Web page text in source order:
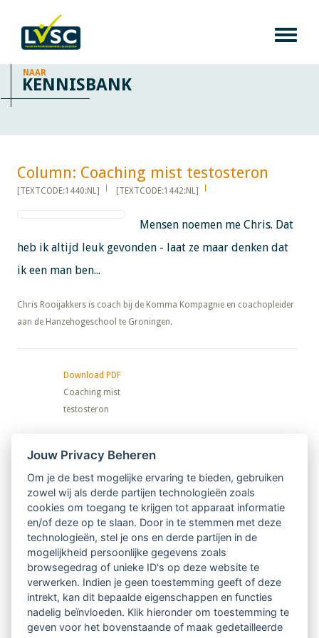
NAAR
KENNISBANK
Column: Coaching mist testosteron​​​​​​
[TEXTCODE:1440:NL] [TEXTCODE:1442:NL]
Mensen noemen me Chris. Dat
heb ik altijd leuk gevonden - laat ze maar denken dat
ik een man ben...
​​​​​​​Chris Rooijakkers is coach bij de Komma Kompagnie en coachopleider
aan de Hanzehogeschool te Groningen.
Download PDF
Coaching mist
testosteron
Nieuwsbrief
Ontvang 10 x per jaar de LVSC-
relatienieuwsbrief met o.a.:
vrij toegankelijke TsvB-artikelen
nieuws op het vlak van professioneel
begeleiden
informatie over LVSC-activiteiten
Jouw Privacy Beheren
Om je de best mogelijke ervaring te bieden, gebruiken
zowel wij als derde partijen technologieën zoals
cookies om toegang te krijgen tot apparaat informatie
en/of deze op te slaan. Door in te stemmen met deze
technologieën, stel je ons en derde partijen in de
mogelijkheid persoonlijke gegevens zoals
browsegedrag of unieke ID's op deze website te
verwerken. Indien je geen toestemming geeft of deze
intrekt, kan dit bepaalde eigenschappen en functies
nadelig beïnvloeden. Klik hieronder om toestemming te
geven voor het bovenstaande of maak gedetailleerde